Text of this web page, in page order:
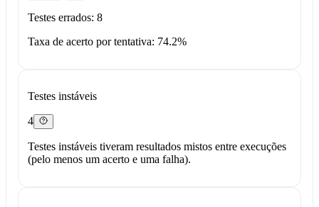
Testes errados: 8
Taxa de acerto por tentativa: 74.2%
Testes instáveis
4
Testes instáveis tiveram resultados mistos entre execuções
(pelo menos um acerto e uma falha).